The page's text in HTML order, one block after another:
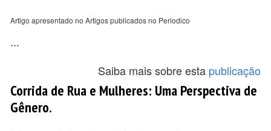
Artigo apresentado no Artigos publicados no Periodico
...
Saiba mais sobre esta publicação
Corrida de Rua e Mulheres: Uma Perspectiva de
Gênero.